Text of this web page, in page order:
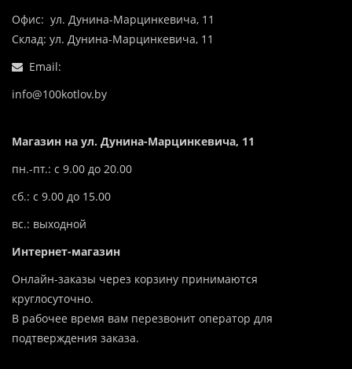
Офис: ул. Дунина-Марцинкевича, 11
Склад: ул. Дунина-Марцинкевича, 11
Email:
info@100kotlov.by
Магазин на ул. Дунина-Марцинкевича, 11
пн.-пт.: с 9.00 до 20.00
сб.: с 9.00 до 15.00
вс.: выходной
Интернет-магазин
Онлайн-заказы через корзину принимаются
круглосуточно.
В рабочее время вам перезвонит оператор для
подтверждения заказа.